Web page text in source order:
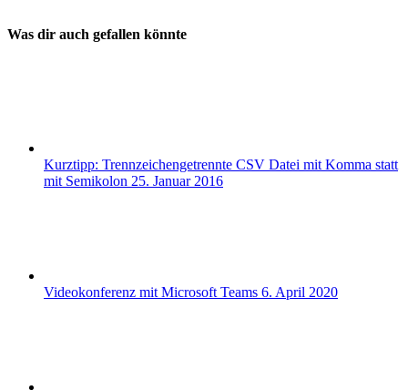
Was dir auch gefallen könnte
Kurztipp: Trennzeichengetrennte CSV Datei mit Komma statt
mit Semikolon 25. Januar 2016
Videokonferenz mit Microsoft Teams 6. April 2020